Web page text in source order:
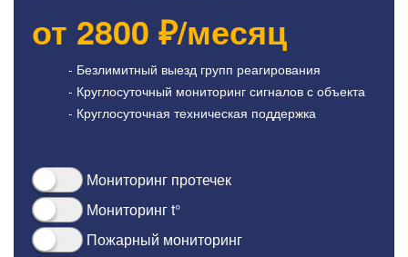
от 2800 ₽/месяц
- Безлимитный выезд групп реагирования
- Круглосуточный мониторинг сигналов с объекта
- Круглосуточная техническая поддержка
Мониторинг протечек
Мониторинг t°
Пожарный мониторинг